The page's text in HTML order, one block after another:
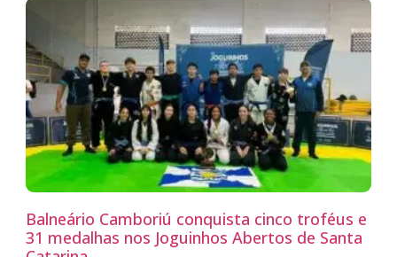
Balneário Camboriú conquista cinco troféus e
31 medalhas nos Joguinhos Abertos de Santa